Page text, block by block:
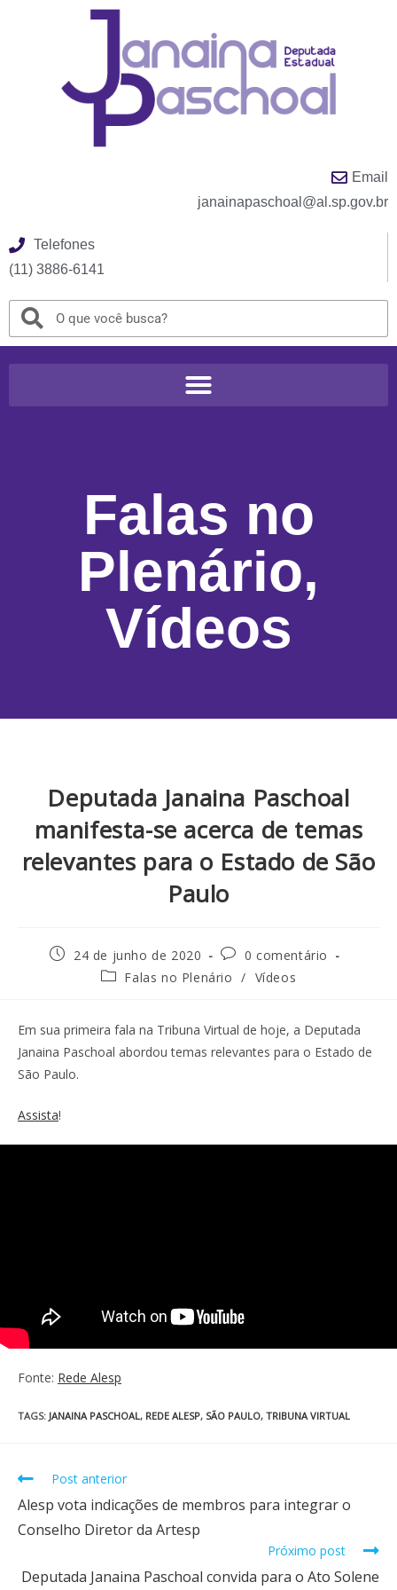
Email
janainapaschoal@al.sp.gov.br
Telefones
(11) 3886-6141
Falas no
Plenário,
Vídeos
Deputada Janaina Paschoal
manifesta-se acerca de temas
relevantes para o Estado de São
Paulo
24 de junho de 2020
0 comentário
Falas no Plenário / Vídeos
Em sua primeira fala na Tribuna Virtual de hoje, a Deputada
Janaina Paschoal abordou temas relevantes para o Estado de
São Paulo.
Assista!
Fonte: Rede Alesp
TAGS: JANAINA PASCHOAL, REDE ALESP, SÃO PAULO, TRIBUNA VIRTUAL
Post anterior
Alesp vota indicações de membros para integrar o
Conselho Diretor da Artesp
Próximo post
Deputada Janaina Paschoal convida para o Ato Solene